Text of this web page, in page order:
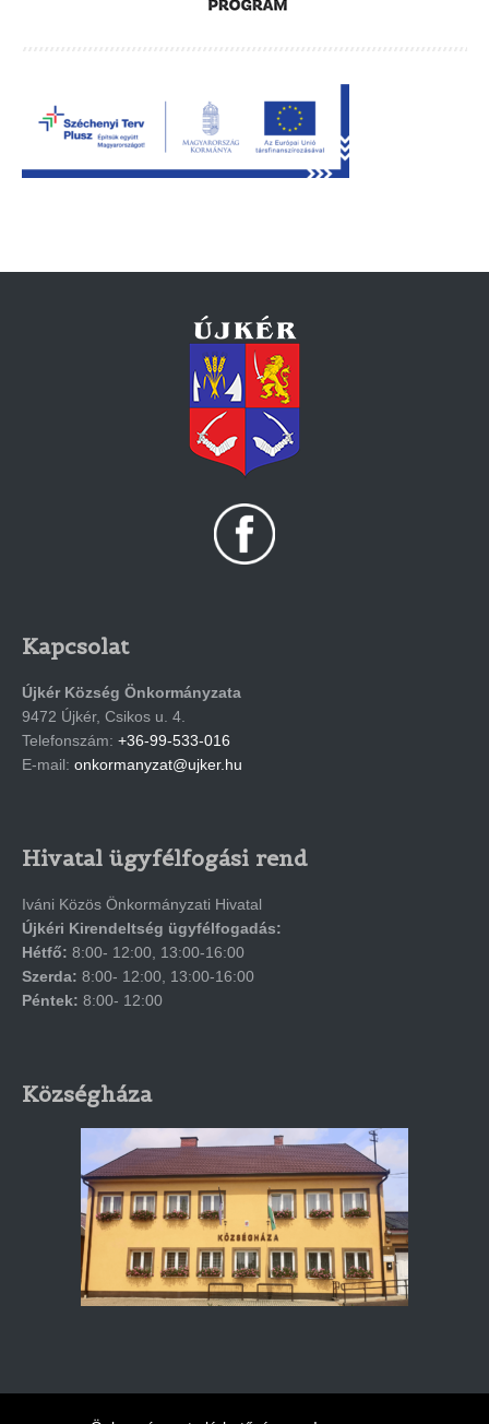
Kapcsolat
Újkér Község Önkormányzata
9472 Újkér, Csikos u. 4.
Telefonszám: +36-99-533-016
E-mail: onkormanyzat@ujker.hu
Hivatal ügyfélfogási rend
Iváni Közös Önkormányzati Hivatal
Újkéri Kirendeltség ügyfélfogadás:
Hétfő: 8:00- 12:00, 13:00-16:00
Szerda: 8:00- 12:00, 13:00-16:00
Péntek: 8:00- 12:00
Községháza